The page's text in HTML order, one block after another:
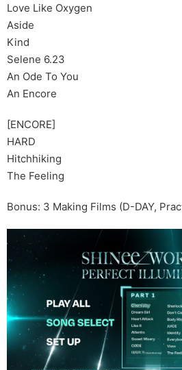
Love Like Oxygen
Aside
Kind
Selene 6.23
An Ode To You
An Encore
[ENCORE]
HARD
Hitchhiking
The Feeling
Bonus: 3 Making Films (D-DAY,